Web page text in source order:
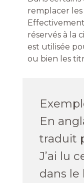
remplacer
réservés à la
est utilisée
ou bien les
En
traduit
J’ai lu
dans le